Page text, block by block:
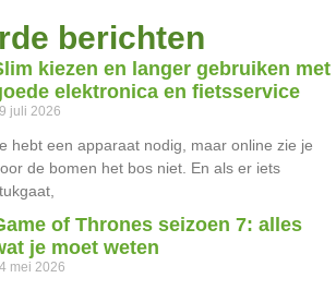
berichten
kiezen en langer gebruiken met
elektronica en fietsservice
juli 2026
hebt een apparaat nodig, maar online zie je
de bomen het bos niet. En als er iets
of Thrones seizoen 7: alles
je moet weten
mei 2026